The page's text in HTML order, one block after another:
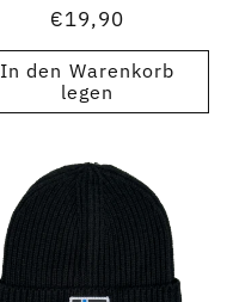
Normaler
Preis
€19,90
In den Warenkorb
legen